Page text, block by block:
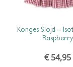
Konges Slojd –
Raspberry
€54,95